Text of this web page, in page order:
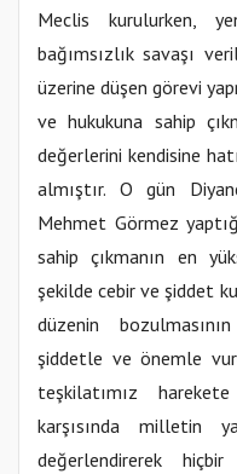
Meclis kurulurken,
bağımsızlık savaşı
üzerine düşen görevi
ve hukukuna sahip
değerlerini kendisine
almıştır. O gün
Mehmet Görmez
sahip çıkmanın en
şekilde cebir ve şiddet
düzenin
şiddetle ve önemle
teşkilatımız
karşısında milletin
değerlendirerek